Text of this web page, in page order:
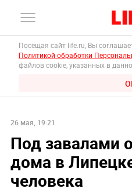
Посещая сайт life.ru, Вы
Политикой обработки
файлов cookie, указанных в
26 мая, 19:21
Под завалами
дома в
человека